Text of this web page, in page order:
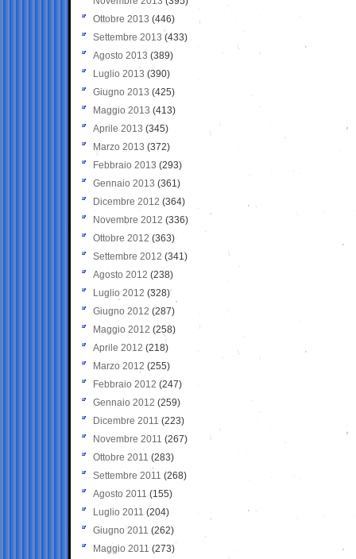
Ottobre 2013 (446)
Settembre 2013 (433)
Agosto 2013 (389)
Luglio 2013 (390)
Giugno 2013 (425)
Maggio 2013 (413)
Aprile 2013 (345)
Marzo 2013 (372)
Febbraio 2013 (293)
Gennaio 2013 (361)
Dicembre 2012 (364)
Novembre 2012 (336)
Ottobre 2012 (363)
Settembre 2012 (341)
Agosto 2012 (238)
Luglio 2012 (328)
Giugno 2012 (287)
Maggio 2012 (258)
Aprile 2012 (218)
Marzo 2012 (255)
Febbraio 2012 (247)
Gennaio 2012 (259)
Dicembre 2011 (223)
Novembre 2011 (267)
Ottobre 2011 (283)
Settembre 2011 (268)
Agosto 2011 (155)
Luglio 2011 (204)
Giugno 2011 (262)
Maggio 2011 (273)